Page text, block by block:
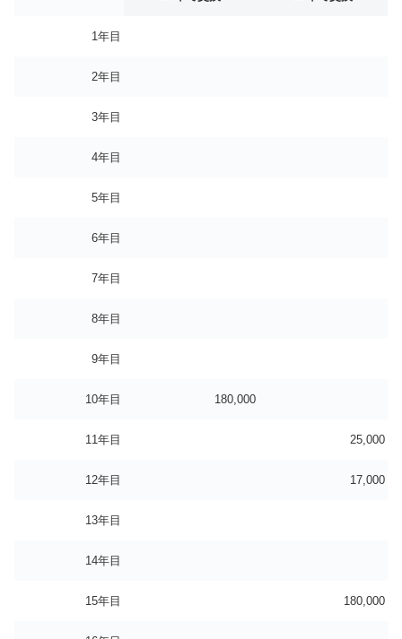
1年目
2年目
3年目
4年目
5年目
6年目
7年目
8年目
9年目
10年目 180,000
11年目 25,000
12年目 17,000
13年目
14年目
15年目 180,000